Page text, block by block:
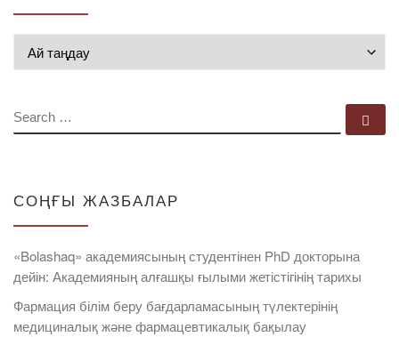
SEARCH
СОҢҒЫ ЖАЗБАЛАР
«Bolashaq» академиясының студентінен PhD докторына
дейін: Академияның алғашқы ғылыми жетістігінің тарихы
Фармация білім беру бағдарламасының түлектерінің
медициналық және фармацевтикалық бақылау